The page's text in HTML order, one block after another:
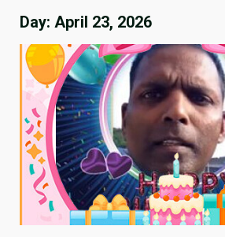
Day: April 23, 2026